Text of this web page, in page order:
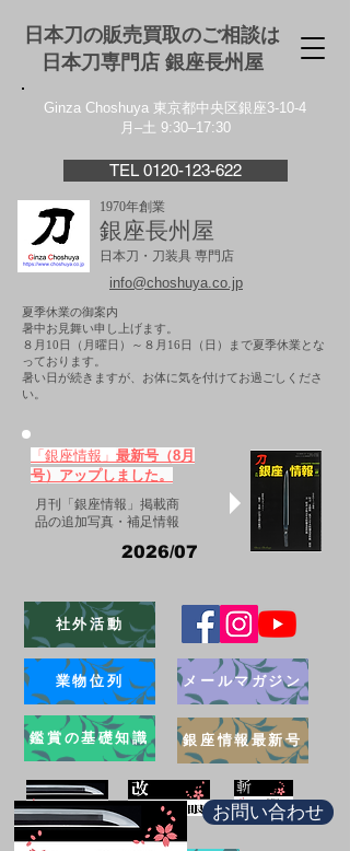
日本刀の販売買取のご相談は
日本刀専門店 銀座⻑州屋
Ginza Choshuya 東京都中央区銀座3-10-4
月–土 9:30–17:30
TEL 0120-123-622
1970年創業
銀座長州屋
日本刀・刀装具 専門店
info@choshuya.co.jp
夏季休業の御案内
暑中お見舞い申し上げます。
８月10日（月曜日）～８月16日（日）まで夏季休業とな
っております。
​暑い日が続きますが、お体に気を付けてお過ごしくださ
い。
「銀座情報」 最新号（8月
号）アップしました。
月刊「銀座情報」掲載商
品の追加写真・補足情報
2026/07
社外活動
業物位列
鑑賞の基礎知識
メールマガジン
銀座情報最新号
お問い合わせ